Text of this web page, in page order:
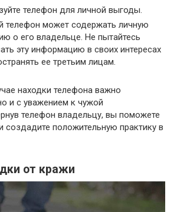
телефон для личной выгоды.
телефон может содержать личную
о его владельце. Не пытайтесь
эту информацию в своих интересах
ее третьим лицам.
находки телефона важно
и с уважением к чужой
телефон владельцу, вы поможете
создадите положительную практику в
от кражи